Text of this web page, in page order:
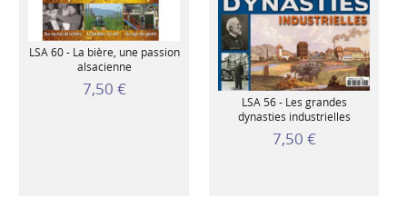
LSA 60 - La bière, une passion
alsacienne
7,50 €
LSA 56 - Les grandes
dynasties industrielles
7,50 €